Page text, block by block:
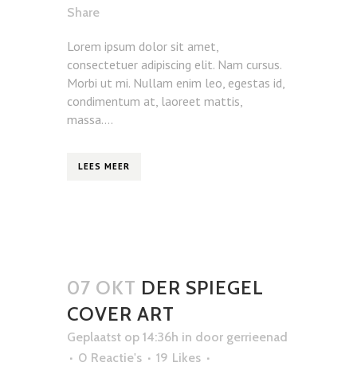
Share
Lorem ipsum dolor sit amet,
consectetuer adipiscing elit. Nam cursus.
Morbi ut mi. Nullam enim leo, egestas id,
condimentum at, laoreet mattis,
massa....
LEES MEER
07 OKT DER SPIEGEL
COVER ART
Geplaatst op 14:36h in door gerrieenad
0 Reactie's
19 Likes